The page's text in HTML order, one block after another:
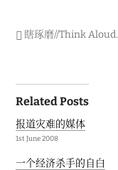
瞎琢磨//Think Aloud.
Post
navigation
Related Posts
报道灾难的媒体
1st June 2008
一个经济杀手的自白